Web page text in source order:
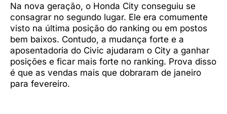
Na nova geração, o Honda City conseguiu se
consagrar no segundo lugar. Ele era comumente
visto na última posição do ranking ou em postos
bem baixos. Contudo, a mudança forte e a
aposentadoria do Civic ajudaram o City a ganhar
posições e ficar mais forte no ranking. Prova disso
é que as vendas mais que dobraram de janeiro
para fevereiro.